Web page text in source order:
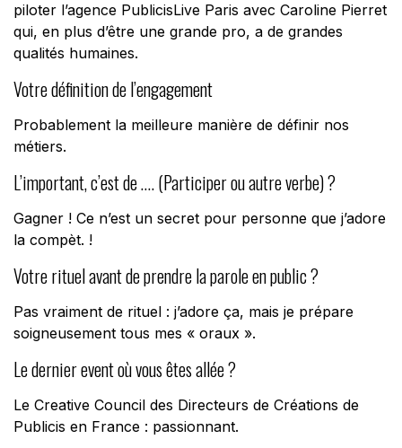
piloter l’agence PublicisLive Paris avec Caroline Pierret
qui, en plus d’être une grande pro, a de grandes
qualités humaines.
Votre définition de l’engagement
Probablement la meilleure manière de définir nos
métiers.
L’important, c’est de …. (Participer ou autre verbe) ?
Gagner ! Ce n’est un secret pour personne que j’adore
la compèt. !
Votre rituel avant de prendre la parole en public ?
Pas vraiment de rituel : j’adore ça, mais je prépare
soigneusement tous mes « oraux ».
Le dernier event où vous êtes allée ?
Le Creative Council des Directeurs de Créations de
Publicis en France : passionnant.